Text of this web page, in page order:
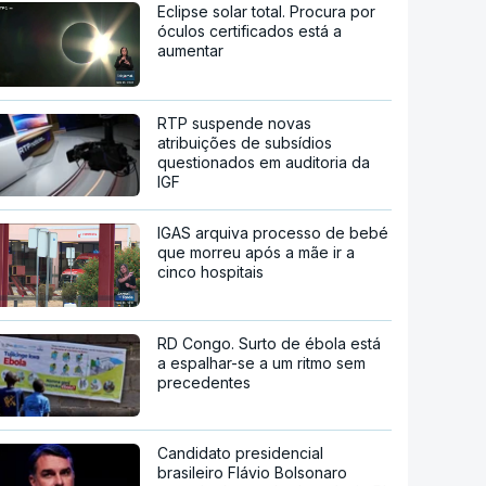
Eclipse solar total. Procura por
óculos certificados está a
aumentar
RTP suspende novas
atribuições de subsídios
questionados em auditoria da
IGF
IGAS arquiva processo de bebé
que morreu após a mãe ir a
cinco hospitais
RD Congo. Surto de ébola está
a espalhar-se a um ritmo sem
precedentes
Candidato presidencial
brasileiro Flávio Bolsonaro